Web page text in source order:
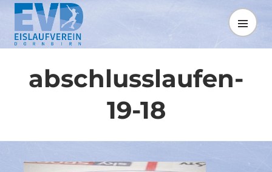
Springe
zum
Inhalt
MENÜ
abschlusslaufen-
19-18